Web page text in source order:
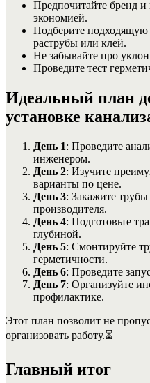
Предпочитайте бренд
экономией.
Подберите
раструбы или клей.
Не забывайте про
Проведите тест
Идеальный план
установке
День 1: Проведите
инженером.
День 2: Изучите
варианты по цене.
День 3: Закажите
производителя.
День 4: Подготовьте
глубиной.
День 5: Смонтируйте
герметичности.
День 6: Проведите
День 7: Организуйте
профилактике.
Этот план позволит не
организовать работу.⏳
Главный итог